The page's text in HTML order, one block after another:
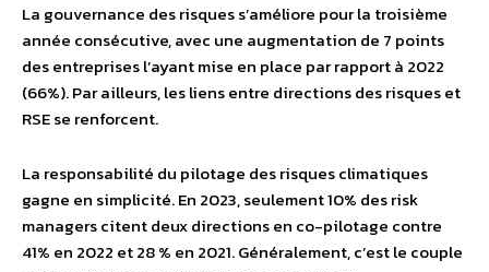
La gouvernance des risques s’améliore pour la troisième
année consécutive, avec une augmentation de 7 points
des entreprises l’ayant mise en place par rapport à 2022
(66%). Par ailleurs, les liens entre directions des risques et
RSE se renforcent.
La responsabilité du pilotage des risques climatiques
gagne en simplicité. En 2023, seulement 10% des risk
managers citent deux directions en co-pilotage contre
41% en 2022 et 28 % en 2021. Généralement, c’est le couple